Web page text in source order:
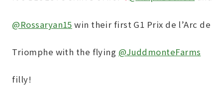
@Rossaryan15 win their first G1 Prix de l’Arc de
Triomphe with the flying @JuddmonteFarms
filly!